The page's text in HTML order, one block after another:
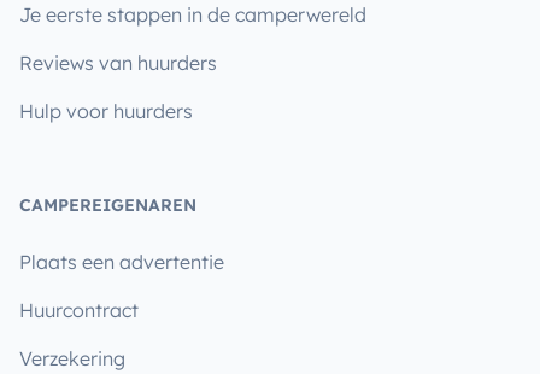
Je eerste stappen in de camperwereld
Reviews van huurders
Hulp voor huurders
CAMPEREIGENAREN
Plaats een advertentie
Huurcontract
Verzekering